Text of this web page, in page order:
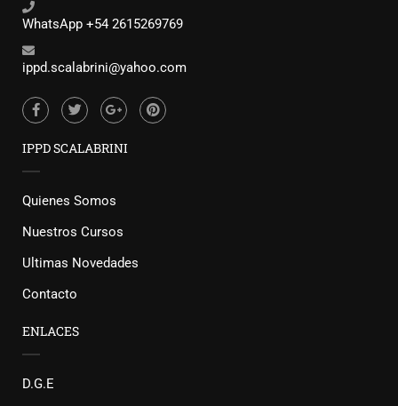
WhatsApp +54 2615269769
ippd.scalabrini@yahoo.com
IPPD SCALABRINI
Quienes Somos
Nuestros Cursos
Ultimas Novedades
Contacto
ENLACES
D.G.E